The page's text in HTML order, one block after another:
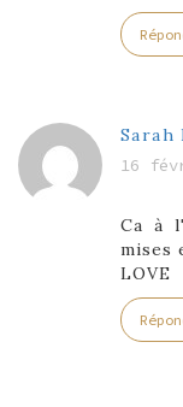
Sarah
16
Ca à
mises
LOVE